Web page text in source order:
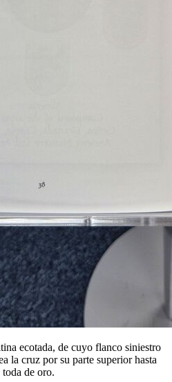
ecotada, de cuyo flanco siniestro
la cruz por su parte superior hasta
de oro.